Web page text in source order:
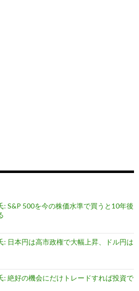
: S&P 500を今の株価水準で買うと10年後
: 日本円は高市政権で大幅上昇、ドル円は
: 絶好の機会にだけトレードすれば投資で